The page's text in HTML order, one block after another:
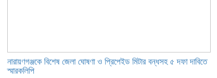
নারায়ণগঞ্জকে বিশেষ জেলা ঘোষণা ও প্রিপেইড মিটার বন্ধসহ ৫ দফা দাবিতে
স্মারকলিপি